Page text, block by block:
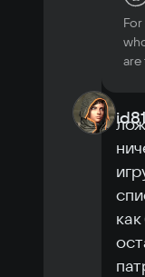
Windows 10
16 гб
Video
Nvidia GTX
Space
are